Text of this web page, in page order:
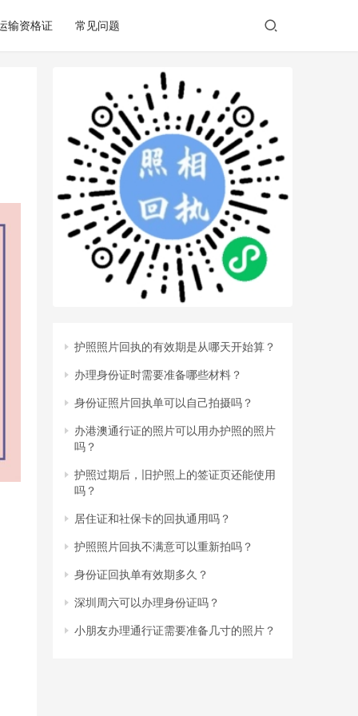
输资格证 常见问题
护照照片回执的有效期是从哪天开始算？
办理身份证时需要准备哪些材料？
身份证照片回执单可以自己拍摄吗？
办港澳通行证的照片可以用办护照的照片
吗？
护照过期后，旧护照上的签证页还能使用
吗？
居住证和社保卡的回执通用吗？
护照照片回执不满意可以重新拍吗？
身份证回执单有效期多久？
深圳周六可以办理身份证吗？
小朋友办理通行证需要准备几寸的照片？